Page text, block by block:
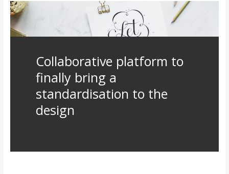
Collaborative platform to
finally bring a
standardisation to the
design